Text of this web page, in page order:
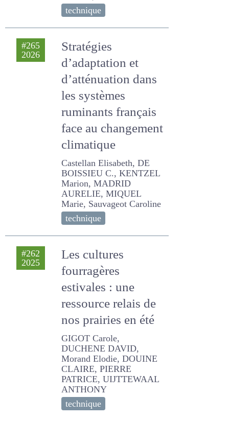
CHAMBAUT Hélène,
Throude Sindy, Di Franco
Floriane, Poulenard J.
technique
Stratégies
d’adaptation et
d’atténuation dans
les systèmes
ruminants
français face au
changement
climatique
Castellan Elisabeth, DE
BOISSIEU C., KENTZEL
Caroline
technique
Les cultures
fourragères
estivales : une
ressource relais de
nos prairies en été
GIGOT Carole, DUCHENE
DAVID, Morand Elodie,
DOUINE CLAIRE, PIERRE